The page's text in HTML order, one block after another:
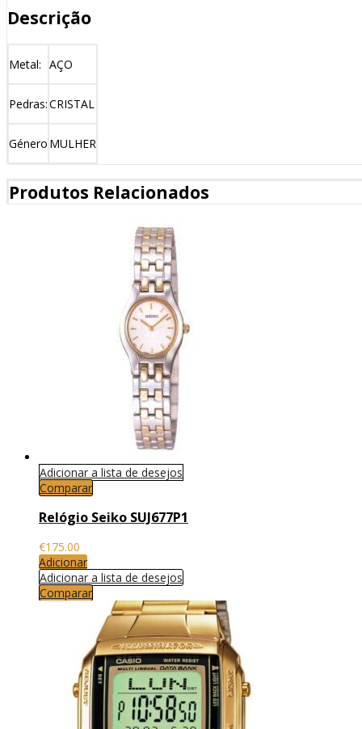
Descrição
Metal: AÇO
Pedras:CRISTAL
Género MULHER
Produtos Relacionados
Adicionar a lista de desejos
Comparar
Relógio Seiko SUJ677P1
€175.00
Adicionar
Adicionar a lista de desejos
Comparar